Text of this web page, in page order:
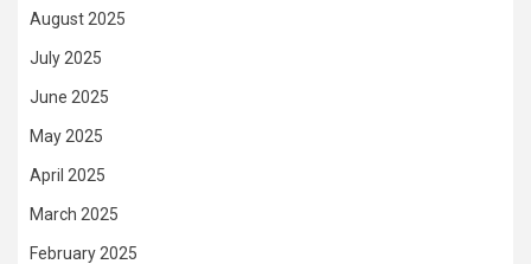
August 2025
July 2025
June 2025
May 2025
April 2025
March 2025
February 2025